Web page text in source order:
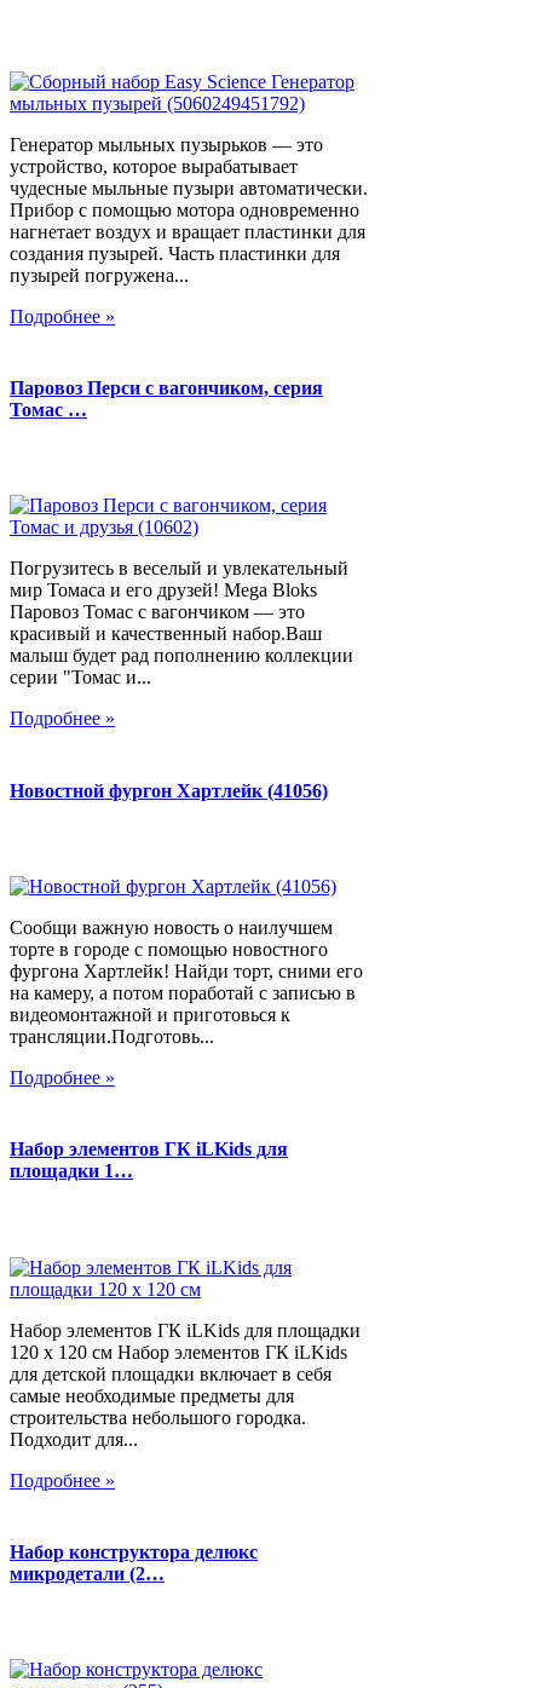
Генератор мыльных пузырьков — это
устройство, которое вырабатывает
чудесные мыльные пузыри автоматически.
Прибор с помощью мотора одновременно
нагнетает воздух и вращает пластинки для
создания пузырей. Часть пластинки для
пузырей погружена...
Подробнее »
Паровоз Перси с вагончиком, серия
Томас …
Погрузитесь в веселый и увлекательный
мир Томаса и его друзей! Mega Bloks
Паровоз Томас с вагончиком — это
красивый и качественный набор.Ваш
малыш будет рад пополнению коллекции
серии "Томас и...
Подробнее »
Новостной фургон Хартлейк (41056)
Сообщи важную новость о наилучшем
торте в городе с помощью новостного
фургона Хартлейк! Найди торт, сними его
на камеру, а потом поработай с записью в
видеомонтажной и приготовься к
трансляции.Подготовь...
Подробнее »
Набор элементов ГК iLKids для
площадки 1…
Набор элементов ГК iLKids для площадки
120 х 120 см Набор элементов ГК iLKids
для детской площадки включает в себя
самые необходимые предметы для
строительства небольшого городка.
Подходит для...
Подробнее »
Набор конструктора делюкс
микродетали (2…